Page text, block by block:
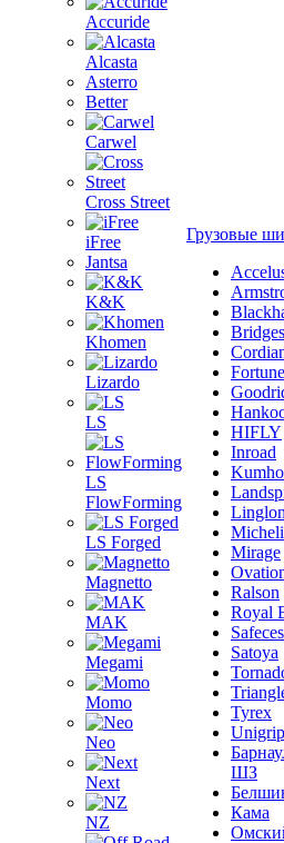
Accuride
Alcasta
Asterro
Better
Carwel
Cross Street
iFree
Jantsa
K&K
Khomen
Lizardo
LS
LS
FlowForming
LS Forged
Magnetto
MAK
Megami
Momo
Neo
Next
NZ
Грузовые
Fortune
HIFLY
Inroad
Kumho
Mirage
Ralson
Royal
Satoya
Tyrex
Unigrip
ШЗ
Кама